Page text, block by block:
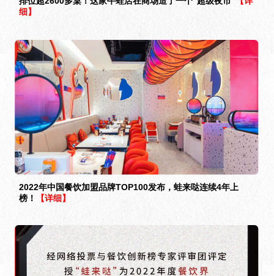
细】
2022年中国餐饮加盟品牌TOP100发布，蛙来哒连续4年上
榜！
【详细】